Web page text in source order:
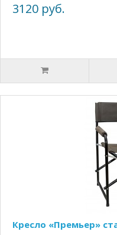
3120 руб.
Кресло «Премьер»